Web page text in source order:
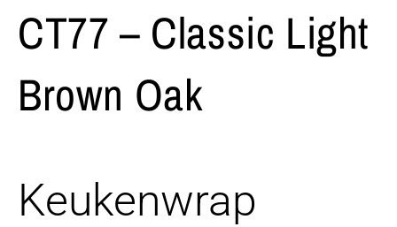
CT77 – Classic Light
Brown Oak
Keukenwrap